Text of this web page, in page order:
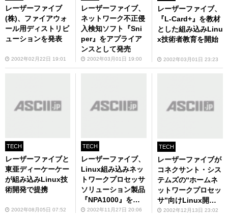
レーザーファイブ
(株)、ファイアウォ
ール用ディストリビ
ューションを発表
2002年02月22日 19:01
レーザーファイブ、
ネットワーク不正侵
入検知ソフト『Sni
per』をアプライア
ンスとして発売
2002年03月01日 19:00
レーザーファイブ、
『L-Card+』を教材
とした組み込みLinu
x技術者教育を開始
2002年03月01日 23:23
TECH
レーザーファイブと
東亜ディーケーケー
が組み込みLinux技
術開発で提携
2002年08月05日 07:52
TECH
レーザーファイブ、
Linux組み込みネッ
トワークプロセッサ
ソリューション製品
『NPA1000』を発
表2002年11月27日 20:06
TECH
レーザーファイブが
コネクサント・シス
テムズの“ホームネ
ットワークプロセッ
サ”向けLinux開発
サポートの提供を開
2002年12月13日 23:02